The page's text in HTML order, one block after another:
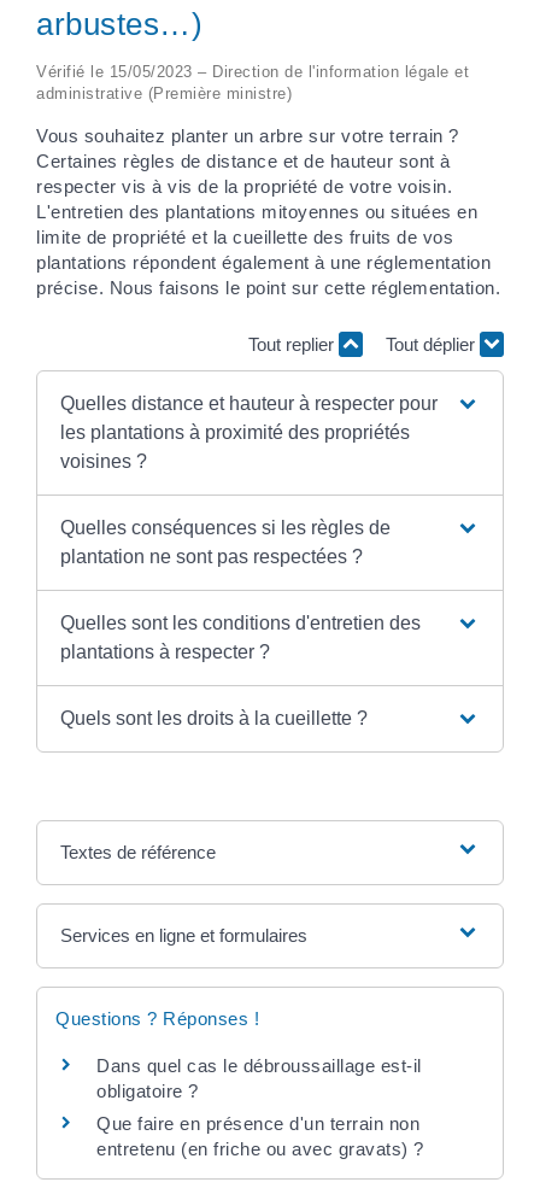
arbustes…)
Vérifié le 15/05/2023 – Direction de l'information légale et
administrative (Première ministre)
Vous souhaitez planter un arbre sur votre terrain ?
Certaines règles de distance et de hauteur sont à
respecter vis à vis de la propriété de votre voisin.
L'entretien des plantations mitoyennes ou situées en
limite de propriété et la cueillette des fruits de vos
plantations répondent également à une réglementation
précise. Nous faisons le point sur cette réglementation.
Tout replier Tout déplier
Quelles distance et hauteur à respecter pour
les plantations à proximité des propriétés
voisines ?
Quelles conséquences si les règles de
plantation ne sont pas respectées ?
Quelles sont les conditions d'entretien des
plantations à respecter ?
Quels sont les droits à la cueillette ?
Textes de référence
Services en ligne et formulaires
Questions ? Réponses !
Dans quel cas le débroussaillage est-il
obligatoire ?
Que faire en présence d'un terrain non
entretenu (en friche ou avec gravats) ?